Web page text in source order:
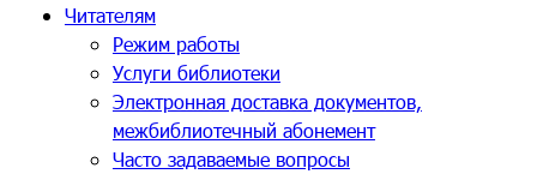
Читателям
Режим работы
Услуги библиотеки
Электронная доставка документов,
межбиблиотечный абонемент
Часто задаваемые вопросы